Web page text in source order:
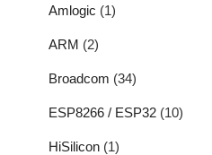
Amlogic (1)
ARM (2)
Broadcom (34)
ESP8266 / ESP32 (10)
HiSilicon (1)